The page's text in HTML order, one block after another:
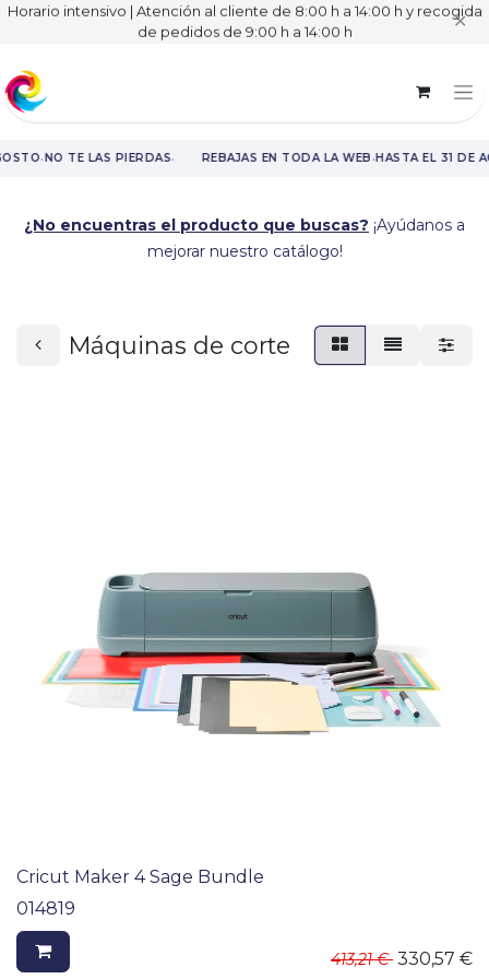
Horario intensivo | Atención al cliente de 8:00 h a 14:00 h y recogida
de pedidos de 9:00 h a 14:00 h ✕
·NO TE LAS PIERDAS· REBAJAS EN TODA LA WEB·HASTA EL 31 DE
¿No encuentras el producto que buscas? ¡Ayúdanos a
mejorar nuestro catálogo!
Máquinas de corte
Cricut Maker 4 Sage Bundle
014819
413,21€ 330,57 €